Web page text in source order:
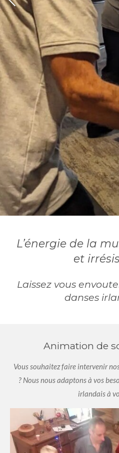
L’énergie de la
et
Laissez vous
danses
Animation de
Vous souhaitez faire intervenir
? Nous nous adaptons à vos
irlandais à